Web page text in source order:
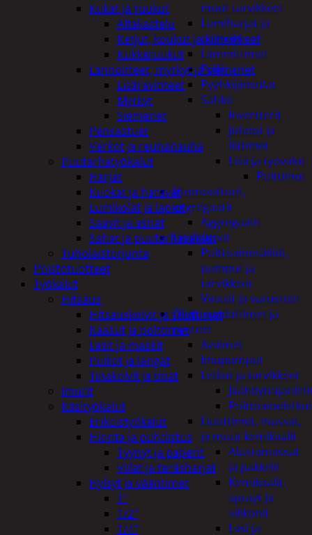
muut tarvikkeet
Lumiharjat ja
peitteet
Lämmittimet
Peilit
Pyyhkijänsulat
Sähkö
Invertterit
Johdot ja
liittimet
Lisä ja työvalot
Polttimot
Irtomoottorit,
aggregaatit
Aggregaatit
Lisälaitteet
Polttoainesäiliöt,
pumput ja
tarvikkeet
Vinssit ja varusteet
Öljyt, suodattimet ja
nesteet
Avaimet
Imupumput
Letkut ja tarvikkeet
Polttoaineletkut
Liuottimet, massat,
ja muut kemikaalit
Alustamassat
ja pakkelit
Kemikaalit,
sprayt ja
silikonit
Lasi ja
Kukat ja ruukut
Altakastelu
Ketjut, koukut ja kiinnikkeet
Kukkaruukut
Lannoitteet, myrkyt ja siemenet
Lisäravinteet
Myrkyt
Siemenet
Pensastuet
Verkot ja reunanauha
Puutarhatyökalut
Harjat
Kuokat ja haravat
Lumikolat ja lapiot
Saavit ja astiat
Sahat ja puutarhasakset
Tuholaistorjunta
Poistotuotteet
Työkalut
Hitsaus
Hitsauskolvit ja suuttimet
Kaasut ja polttimet
Lasit ja maskit
Puikot ja langat
Tinakolvit ja tinat
Imurit
Käsityökalut
Erikoistyökalut
Hionta ja puhdistus
Tyynyt ja paperit
Viilat ja teräsharjat
Hylsyt ja vääntimet
1"
1/2"
1/4"